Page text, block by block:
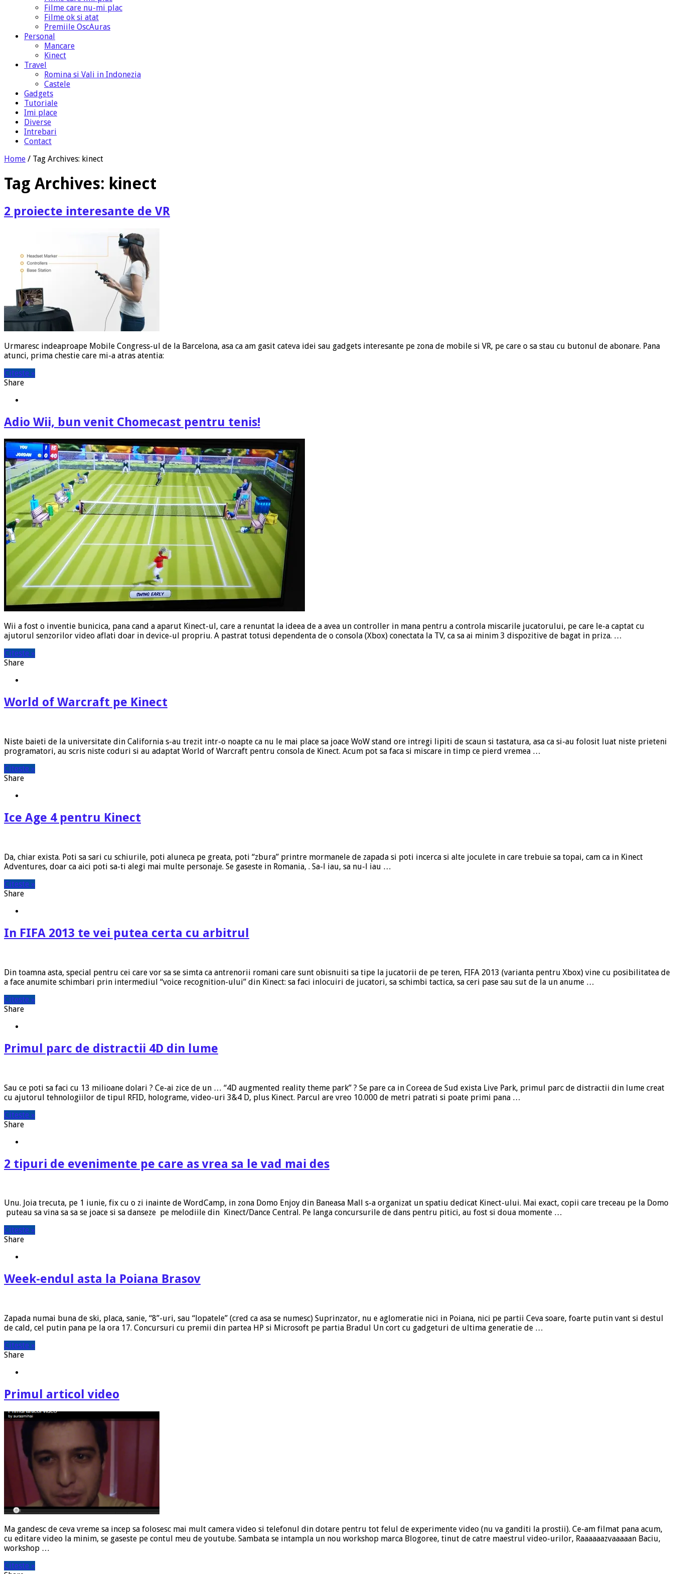
Filme care nu-mi plac
Filme ok si atat
Premiile OscAuras
Personal
Mancare
Kinect
Travel
Romina si Vali in Indonezia
Castele
Gadgets
Tutoriale
Imi place
Diverse
Intrebari
Contact
Home / Tag Archives: kinect
Tag Archives: kinect
2 proiecte interesante de VR
Urmaresc indeaproape Mobile Congress-ul de la Barcelona, asa ca am gasit cateva idei sau gadgets interesante pe zona de mobile si VR, pe care o sa stau cu butonul de abonare. Pana
atunci, prima chestie care mi-a atras atentia:
Citeste »
Share
Adio Wii, bun venit Chomecast pentru tenis!
Wii a fost o inventie bunicica, pana cand a aparut Kinect-ul, care a renuntat la ideea de a avea un controller in mana pentru a controla miscarile jucatorului, pe care le-a captat cu
ajutorul senzorilor video aflati doar in device-ul propriu. A pastrat totusi dependenta de o consola (Xbox) conectata la TV, ca sa ai minim 3 dispozitive de bagat in priza. …
Citeste »
Share
World of Warcraft pe Kinect
Niste baieti de la universitate din California s-au trezit intr-o noapte ca nu le mai place sa joace WoW stand ore intregi lipiti de scaun si tastatura, asa ca si-au folosit luat niste prieteni
programatori, au scris niste coduri si au adaptat World of Warcraft pentru consola de Kinect. Acum pot sa faca si miscare in timp ce pierd vremea …
Citeste »
Share
Ice Age 4 pentru Kinect
Da, chiar exista. Poti sa sari cu schiurile, poti aluneca pe greata, poti “zbura” printre mormanele de zapada si poti incerca si alte joculete in care trebuie sa topai, cam ca in Kinect
Adventures, doar ca aici poti sa-ti alegi mai multe personaje. Se gaseste in Romania, . Sa-l iau, sa nu-l iau …
Citeste »
Share
In FIFA 2013 te vei putea certa cu arbitrul
Din toamna asta, special pentru cei care vor sa se simta ca antrenorii romani care sunt obisnuiti sa tipe la jucatorii de pe teren, FIFA 2013 (varianta pentru Xbox) vine cu posibilitatea de
a face anumite schimbari prin intermediul “voice recognition-ului” din Kinect: sa faci inlocuiri de jucatori, sa schimbi tactica, sa ceri pase sau sut de la un anume …
Citeste »
Share
Primul parc de distractii 4D din lume
Sau ce poti sa faci cu 13 milioane dolari ? Ce-ai zice de un … “4D augmented reality theme park” ? Se pare ca in Coreea de Sud exista Live Park, primul parc de distractii din lume creat
cu ajutorul tehnologiilor de tipul RFID, holograme, video-uri 3&4 D, plus Kinect. Parcul are vreo 10.000 de metri patrati si poate primi pana …
Citeste »
Share
2 tipuri de evenimente pe care as vrea sa le vad mai des
Unu. Joia trecuta, pe 1 iunie, fix cu o zi inainte de WordCamp, in zona Domo Enjoy din Baneasa Mall s-a organizat un spatiu dedicat Kinect-ului. Mai exact, copii care treceau pe la Domo
puteau sa vina sa sa se joace si sa danseze pe melodiile din Kinect/Dance Central. Pe langa concursurile de dans pentru pitici, au fost si doua momente …
Citeste »
Share
Week-endul asta la Poiana Brasov
Zapada numai buna de ski, placa, sanie, “8”-uri, sau “lopatele” (cred ca asa se numesc) Suprinzator, nu e aglomeratie nici in Poiana, nici pe partii Ceva soare, foarte putin vant si destul
de cald, cel putin pana pe la ora 17. Concursuri cu premii din partea HP si Microsoft pe partia Bradul Un cort cu gadgeturi de ultima generatie de …
Citeste »
Share
Primul articol video
Ma gandesc de ceva vreme sa incep sa folosesc mai mult camera video si telefonul din dotare pentru tot felul de experimente video (nu va ganditi la prostii). Ce-am filmat pana acum,
cu editare video la minim, se gaseste pe contul meu de youtube. Sambata se intampla un nou workshop marca Blogoree, tinut de catre maestrul video-urilor, Raaaaaazvaaaaan Baciu,
workshop …
Citeste »